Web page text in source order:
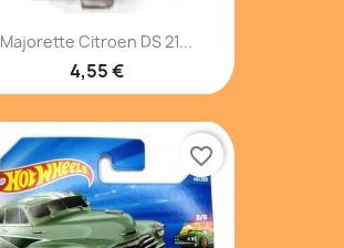
Majorette Citroen DS 21...
4,55 €
favorite_border